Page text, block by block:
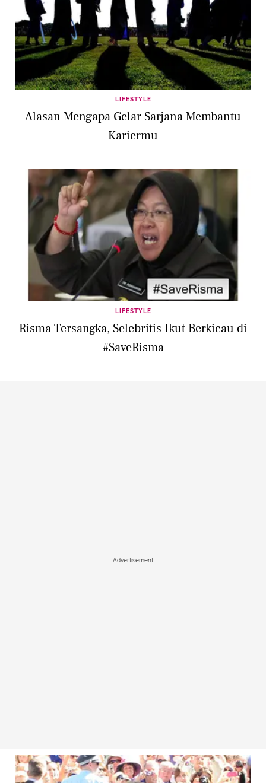
LIFESTYLE
Alasan Mengapa Gelar Sarjana Membantu
Kariermu
LIFESTYLE
Risma Tersangka, Selebritis Ikut Berkicau di
#SaveRisma
Advertisement